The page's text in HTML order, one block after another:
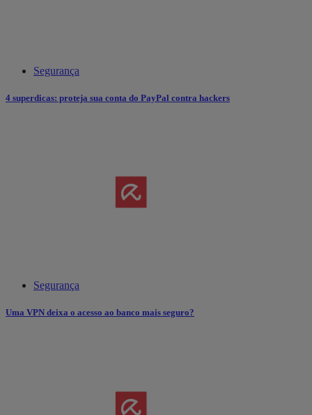
Segurança
4 superdicas: proteja sua conta do PayPal contra hackers
Segurança
Uma VPN deixa o acesso ao banco mais seguro?